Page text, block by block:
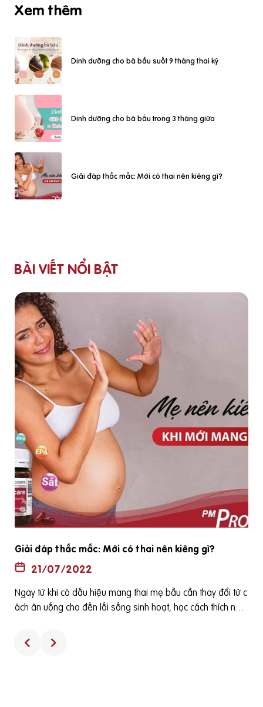
Xem thêm
Dinh dưỡng cho bà bầu suốt 9 tháng thai kỳ
Dinh dưỡng cho bà bầu trong 3 tháng giữa
Giải đáp thắc mắc: Mới có thai nên kiêng gì?
BÀI VIẾT NỔI BẬT
Giải đáp thắc mắc: Mới có thai nên kiêng gì?
21/07/2022
Ngay từ khi có dấu hiệu mang thai mẹ bầu cần thay đổi từ c
ách ăn uống cho đến lối sống sinh hoạt, học cách thích nghi
hể ảnh hưởng nghiêm trọng đến cả mẹ và bé. Vậy mới có t
hai nên kiêng gì? Bài viết sau đây sẽ trả lời câu hỏi giúp mẹ